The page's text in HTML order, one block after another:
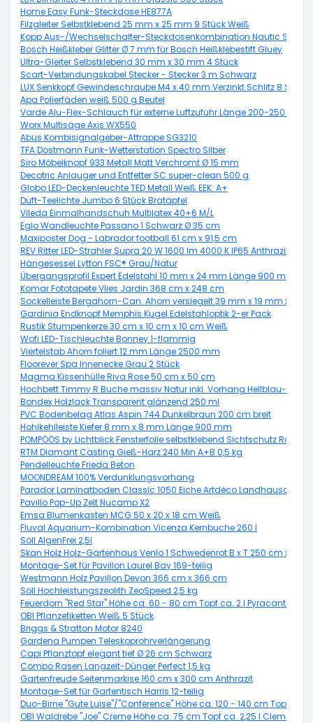
Home Easy Funk-Steckdose HE877A
Filzgleiter Selbstklebend 25 mm x 25 mm 9 Stück Weiß
Kopp Aus-/Wechselschalter-Steckdosenkombination Nautic
Bosch Heißkleber Glitter Ø 7 mm für Bosch Heißklebestift Gluey
Ultra-Gleiter Selbstklebend 30 mm x 30 mm 4 Stück
Scart-Verbindungskabel Stecker - Stecker 3 m Schwarz
LUX Senkkopf Gewindeschraube M4 x 40 mm Verzinkt Schlitz 8 Stück
Apa Polierfäden weiß 500 g Beutel
Varde Alu-Flex-Schlauch für externe Luftzufuhr Länge 200-250 cm,
Worx Multisäge Axis WX550
Abus Kombisignalgeber-Attrappe SG3210
TFA Dostmann Funk-Wetterstation Spectro Silber
Siro Möbelknopf 933 Metall Matt Verchromt Ø 15 mm
Decotric Anlauger und Entfetter SC super-clean 500 g
Globo LED-Deckenleuchte TED Metall Weiß EEK: A+
Duft-Teelichte Jumbo 6 Stück Bratapfel
Vileda Einmalhandschuh Multilatex 40+6 M/L
Eglo Wandleuchte Passano 1 Schwarz Ø 35 cm
Maxiposter Dog - Labrador football 61 cm x 91,5 cm
REV Ritter LED-Strahler Supra 20 W 1600 lm 4000 K IP65 Anthrazit
Hängesessel Lytton FSC® Grau/Natur
Übergangsprofil Expert Edelstahl 10 mm x 24 mm Länge 900 mm
Komar Fototapete Vlies Jardin 368 cm x 248 cm
Sockelleiste Bergahorn-Can. Ahorn versiegelt 39 mm x 19 mm x
Gardinia Endknopf Memphis Kugel Edelstahloptik 2-er Pack
Rustik Stumpenkerze 30 cm x 10 cm x 10 cm Weiß
Wofi LED-Tischleuchte Bonney 1-flammig
Viertelstab Ahorn foliert 12 mm Länge 2500 mm
Floorever Spa Innenecke Grau 2 Stück
Magma Kissenhülle Riva Rose 50 cm x 50 cm
Hochbett Timmy R Buche massiv Natur inkl. Vorhang Hellblau-
Bondex Holzlack Transparent glänzend 250 ml
PVC Bodenbelag Atlas Aspin 744 Dunkelbraun 200 cm breit
Hohlkehlleiste Kiefer 8 mm x 8 mm Länge 900 mm
POMPÖÖS by Lichtblick Fensterfolie selbstklebend Sichtschutz Rot 50
RTM Diamant Casting Gieß-Harz 240 Min A+B 0,5 kg
Pendelleuchte Frieda Beton
MOONDREAM 100% Verdunklungsvorhang
Parador Laminatboden Classic 1050 Eiche Artdéco Landhausdiele
Pavillo Pop-Up Zelt Nucamp X2
Emsa Blumenkasten MCG 50 x 20 x 18 cm Weiß
Fluval Aquarium-Kombination Vicenza Kernbuche 260 l
Söll AlgenFrei 2,5l
Skan Holz Holz-Gartenhaus Venlo 1 Schwedenrot B x T 250 cm x 250
Montage-Set für Pavillon Laurel Bay 169-teilig
Westmann Holz Pavillon Devon 366 cm x 366 cm
Söll Hochleistungszeolith ZeoSpeed 2,5 kg
Feuerdorn "Red Star" Höhe ca. 60 - 80 cm Topf ca. 2 l Pyracantha
OBI Pflanzetiketten Weiß 5 Stück
Briggs & Stratton Motor 8240
Gardena Pumpen Teleskoprohrverlängerung
Capi Pflanztopf elegant tief Ø 26 cm Schwarz
Compo Rasen Langzeit-Dünger Perfect 1,5 kg
Gartenfreude Seitenmarkise 160 cm x 300 cm Anthrazit
Montage-Set für Gartentisch Harris 12-teilig
Duo-Birne "Gute Luise"/"Conference" Höhe ca. 120 - 140 cm Topf ca.
OBI Waldrebe "Joe" Creme Höhe ca. 75 cm Topf ca. 2,25 l Clematis